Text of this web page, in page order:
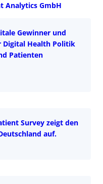
Analytics GmbH
Gewinner und
Digital Health Politik
Patienten
Survey zeigt den
auf.